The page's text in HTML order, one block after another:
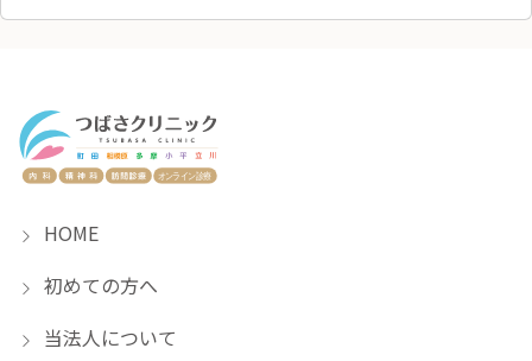
HOME
初めての方へ
当法人について